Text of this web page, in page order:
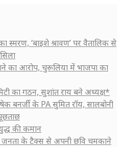
स्मरण, ‘बाइशे श्रावण’ पर वैतालिक से
का आरोप, चुरूलिया में भाजपा का
का गठन, सुशांत राय बने अध्यक्ष*
बनर्जी के PA सुमित रॉय, सालबोनी
की कमान
जनता के टैक्स से अपनी छवि चमकाने